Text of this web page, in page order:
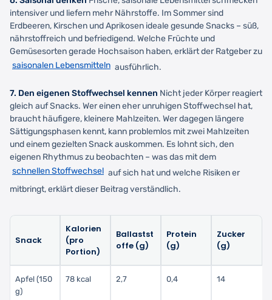
intensiver und liefern mehr Nährstoffe. Im Sommer sind
Erdbeeren, Kirschen und Aprikosen ideale gesunde Snacks – süß,
nährstoffreich und befriedigend. Welche Früchte und
Gemüsesorten gerade Hochsaison haben, erklärt der Ratgeber zu
saisonalen Lebensmitteln ausführlich.
7. Den eigenen Stoffwechsel kennen Nicht jeder Körper reagiert
gleich auf Snacks. Wer einen eher unruhigen Stoffwechsel hat,
braucht häufigere, kleinere Mahlzeiten. Wer dagegen längere
Sättigungsphasen kennt, kann problemlos mit zwei Mahlzeiten
und einem gezielten Snack auskommen. Es lohnt sich, den
eigenen Rhythmus zu beobachten – was das mit dem
schnellen Stoffwechsel auf sich hat und welche Risiken er
mitbringt, erklärt dieser Beitrag verständlich.
Snack
Kalorien
(pro
Portion)
Ballastst
offe (g)
Protein
(g)
Zucker
(g)
Apfel (150
g)
78 kcal 2,7 0,4 14